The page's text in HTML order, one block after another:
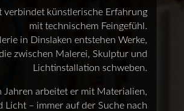
verbindet künstlerische Erfahrung
mit technischem Feingefühl.
in Dinslaken entstehen Werke,
zwischen Malerei, Skulptur und
Lichtinstallation schweben.
Jahren arbeitet er mit Materialien,
Licht – immer auf der Suche nach